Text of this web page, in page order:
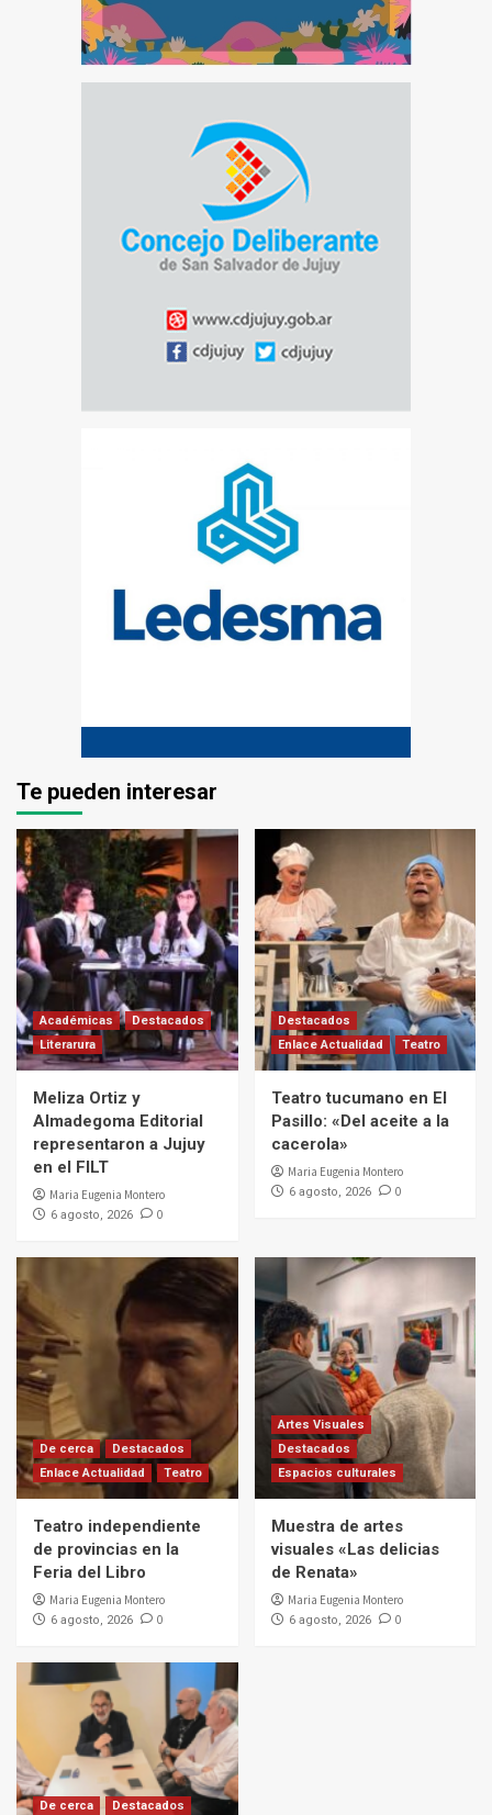
Te pueden interesar
Académicas
Destacados
Literarura
Meliza Ortiz y
Almadegoma Editorial
representaron a Jujuy
en el FILT
Maria Eugenia Montero
6 agosto, 2026 0
Destacados
Enlace Actualidad
Teatro
Teatro tucumano en El
Pasillo: «Del aceite a la
cacerola»
Maria Eugenia Montero
6 agosto, 2026 0
De cerca
Destacados
Enlace Actualidad
Teatro
Teatro independiente
de provincias en la
Feria del Libro
Maria Eugenia Montero
6 agosto, 2026 0
Artes Visuales
Destacados
Espacios culturales
Muestra de artes
visuales «Las delicias
de Renata»
Maria Eugenia Montero
6 agosto, 2026 0
De cerca Destacados